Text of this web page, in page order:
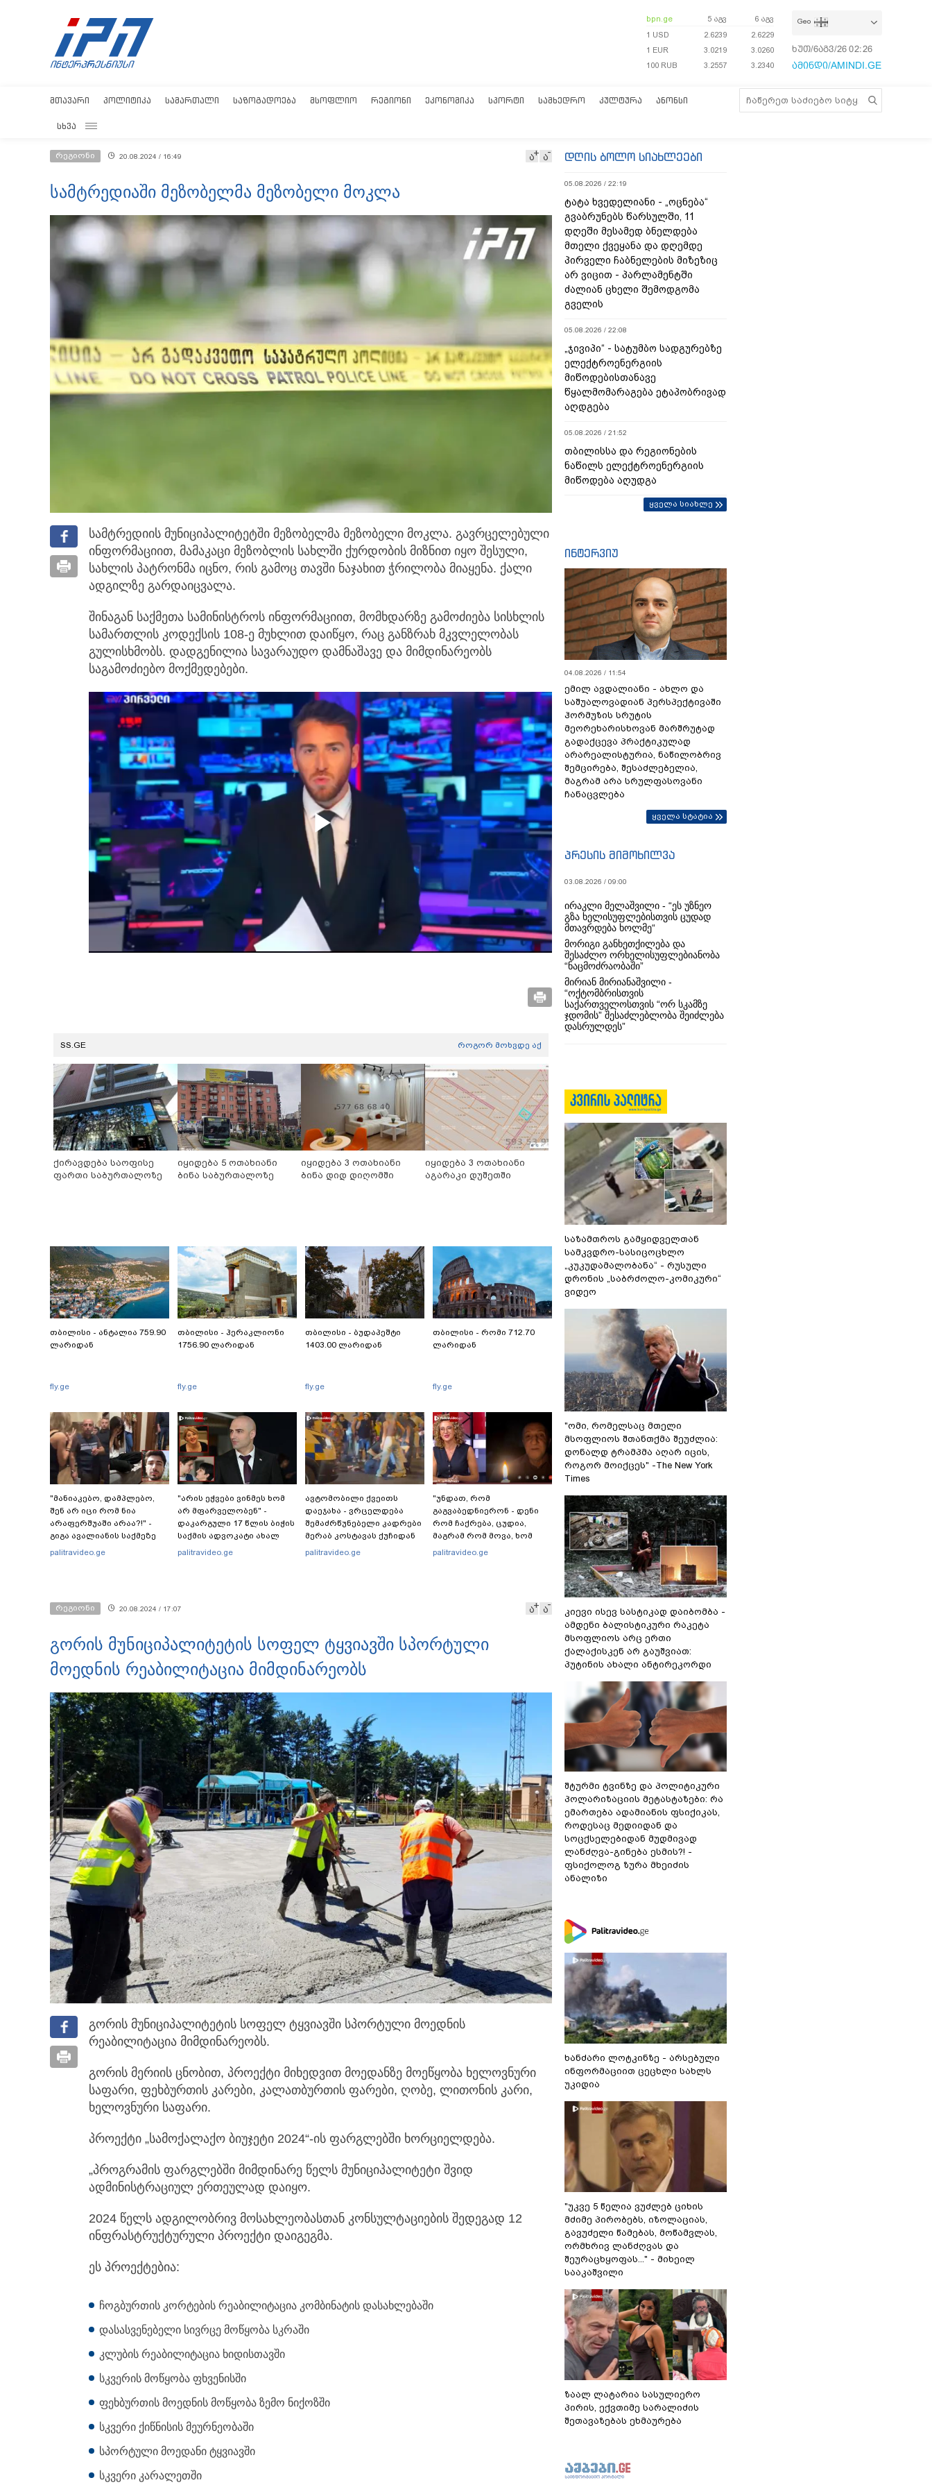
bpn.ge 5 აგვ
6 აგვ
1 USD
2.6239
2.6229
1 EUR
3.0219
3.0260
100 RUB
3.2557 3.2340
Geo
ხუთ/6აგვ/26 02:26:31
ამინდი/AMINDI.GE
ᲛᲗᲐᲕᲐᲠᲘ ᲞᲝᲚᲘᲢᲘᲙᲐ ᲡᲐᲛᲐᲠᲗᲐᲚᲘ ᲡᲐᲖᲝᲒᲐᲓᲝᲔᲑᲐ ᲛᲡᲝᲤᲚᲘᲝ ᲠᲔᲒᲘᲝᲜᲘ ᲔᲙᲝᲜᲝᲛᲘᲙᲐ ᲡᲞᲝᲠᲢᲘ ᲡᲐᲛᲮᲔᲓᲠᲝ ᲙᲣᲚᲢᲣᲠᲐ ᲐᲜᲝᲜᲡᲘ
ᲡᲮᲕᲐ
რეგიონი 20.08.2024 / 16:49 ა ა
სამტრედიაში მეზობელმა მეზობელი მოკლა
სამტრედიის მუნიციპალიტეტში მეზობელმა მეზობელი მოკლა. გავრცელებული
ინფორმაციით, მამაკაცი მეზობლის სახლში ქურდობის მიზნით იყო შესული,
სახლის პატრონმა იცნო, რის გამოც თავში ნაჯახით ჭრილობა მიაყენა. ქალი
ადგილზე გარდაიცვალა.
შინაგან საქმეთა სამინისტროს ინფორმაციით, მომხდარზე გამოძიება სისხლის
სამართლის კოდექსის 108-ე მუხლით დაიწყო, რაც განზრახ მკვლელობას
გულისხმობს. დადგენილია სავარაუდო დამნაშავე და მიმდინარეობს
საგამოძიებო მოქმედებები.
Play
Video
SS.GE როგორ მოხვდე აქ
ქირავდება საოფისე
ფართი საბურთალოზე
იყიდება 5 ოთახიანი
ბინა საბურთალოზე
იყიდება 3 ოთახიანი
ბინა დიდ დიღომში
იყიდება 3 ოთახიანი
აგარაკი დუშეთში
თბილისი - ანტალია 759.90
ლარიდან
fly.ge
თბილისი - ჰერაკლიონი
1756.90 ლარიდან
fly.ge
თბილისი - ბუდაპეშტი
1403.00 ლარიდან
fly.ge
თბილისი - რომი 712.70
ლარიდან
fly.ge
"მანიაკებო, დამპლებო,
შენ არ იცი რომ ნია
არაფერშუაში არაა?!" -
გიგა ავალიანის საქმეზე
ნია იმნაძეს აკავებენ
palitravideo.ge
"არის ეჭვები ვინმეს ხომ
არ მფარველობენ" -
დაკარგული 17 წლის ბიჭის
საქმის ადვოკატი ახალ
გარემოებებზე საუბრობს
palitravideo.ge
ავტომობილი ქვეითს
დაეჯახა - ვრცელდება
შემაძრწუნებელი კადრები
მერაბ კოსტავას ქუჩიდან
palitravideo.ge
"უნდათ, რომ
გაგვაბედნიერონ - დენი
რომ ჩაქრება, ცუდია,
მაგრამ რომ მოვა, ხომ
გაგვეხარდება“ -
palitravideo.ge
რეგიონი 20.08.2024 / 17:07 ა ა
გორის მუნიციპალიტეტის სოფელ ტყვიავში სპორტული
მოედნის რეაბილიტაცია მიმდინარეობს
გორის მუნიციპალიტეტის სოფელ ტყვიავში სპორტული მოედნის
რეაბილიტაცია მიმდინარეობს.
გორის მერიის ცნობით, პროექტი მიხედვით მოედანზე მოეწყობა ხელოვნური
საფარი, ფეხბურთის კარები, კალათბურთის ფარები, ღობე, ლითონის კარი,
ხელოვნური საფარი.
პროექტი „სამოქალაქო ბიუჯეტი 2024“-ის ფარგლებში ხორციელდება.
„პროგრამის ფარგლებში მიმდინარე წელს მუნიციპალიტეტი შვიდ
ადმინისტრაციულ ერთეულად დაიყო.
2024 წელს ადგილობრივ მოსახლეობასთან კონსულტაციების შედეგად 12
ინფრასტრუქტურული პროექტი დაიგეგმა.
ეს პროექტებია:
ჩოგბურთის კორტების რეაბილიტაცია კომბინატის დასახლებაში
დასასვენებელი სივრცე მოწყობა სკრაში
კლუბის რეაბილიტაცია ხიდისთავში
სკვერის მოწყობა ფხვენისში
ფეხბურთის მოედნის მოწყობა ზემო ნიქოზში
სკვერი ქიწნისის მეურნეობაში
სპორტული მოედანი ტყვიავში
სკვერი კარალეთში
დღის ბოლო სიახლეები
05.08.2026 / 22:19
ტატა ხვედელიანი - „ოცნება“
გვაბრუნებს წარსულში, 11
დღეში მესამედ ბნელდება
მთელი ქვეყანა და დღემდე
პირველი ჩაბნელების მიზეზიც
არ ვიცით - პარლამენტში
ძალიან ცხელი შემოდგომა
გველის
05.08.2026 / 22:08
„ჯივიპი“ - სატუმბო სადგურებზე
ელექტროენერგიის
მიწოდებისთანავე
წყალმომარაგება ეტაპობრივად
აღდგება
05.08.2026 / 21:52
თბილისსა და რეგიონების
ნაწილს ელექტროენერგიის
მიწოდება აღუდგა
ყველა სიახლე
ინტერვიუ
04.08.2026 / 11:54
ემილ ავდალიანი - ახლო და
საშუალოვადიან პერსპექტივაში
ჰორმუზის სრუტის
მეორეხარისხოვან მარშრუტად
გადაქცევა პრაქტიკულად
არარეალისტურია, ნაწილობრივ
შემცირება, შესაძლებელია,
მაგრამ არა სრულფასოვანი
ჩანაცვლება
ყველა სტატია
პრესის მიმოხილვა
03.08.2026 / 09:00
ირაკლი მელაშვილი - “ეს უზნეო
გზა ხელისუფლებისთვის ცუდად
მთავრდება ხოლმე“
მორიგი განხეთქილება და
შესაძლო ორხელისუფლებიანობა
“ნაცმოძრაობაში”
მირიან მირიანაშვილი -
“ოქტომბრისთვის
საქართველოსთვის “ორ სკამზე
ჯდომის” შესაძლებლობა შეიძლება
დასრულდეს”
საზამთროს გამყიდველთან
სამკვდრო-სასიცოცხლო
„კუკუდამალობანა“ - რუსული
დრონის „საბრძოლო-კომიკური“
ვიდეო
"ომი, რომელსაც მთელი
მსოფლიოს შთანთქმა შეუძლია:
დონალდ ტრამპმა აღარ იცის,
როგორ მოიქცეს" -The New York
Times
კიევი ისევ სასტიკად დაიბომბა -
ამდენი ბალისტიკური რაკეტა
მსოფლიოს არც ერთი
ქალაქისკენ არ გაუშვიათ:
პუტინის ახალი ანტირეკორდი
შტურმი ტვინზე და პოლიტიკური
პოლარიზაციის მეტასტაზები: რა
ემართება ადამიანის ფსიქიკას,
როდესაც მედიიდან და
სოცქსელებიდან მუდმივად
ლანძღვა-გინება ესმის?! -
ფსიქოლოგ ზურა მხეიძის
ანალიზი
ხანძარი ლოტკინზე - არსებული
ინფორმაციით ცეცხლი სახლს
უკიდია
"უკვე 5 წელია ვუძლებ ციხის
მძიმე პირობებს, იზოლაციას,
გავუძელი წამებას, მოწამვლას,
ორმხრივ ლანძღვას და
შეურაცხყოფას..." - მიხეილ
სააკაშვილი
ზაალ ლატარია სასულიერო
პირის, ექვთიმე სარალიძის
შეთავაზებას ეხმაურება